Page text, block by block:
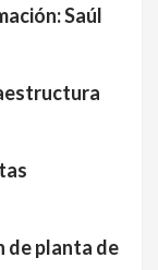
Saúl
de planta de